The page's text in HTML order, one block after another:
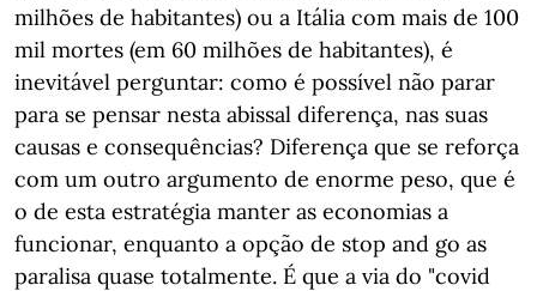
milhões de habitantes) ou a Itália com mais de 100
mil mortes (em 60 milhões de habitantes), é
inevitável perguntar: como é possível não parar
para se pensar nesta abissal diferença, nas suas
causas e consequências? Diferença que se reforça
com um outro argumento de enorme peso, que é
o de esta estratégia manter as economias a
funcionar, enquanto a opção de stop and go as
paralisa quase totalmente. É que a via do "covid